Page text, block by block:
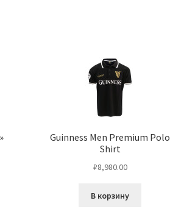
Guinness Men Premium Polo
Shirt
₽8,980.00
В корзину